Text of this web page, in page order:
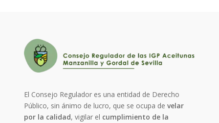
El Consejo Regulador es una entidad de Derecho
Público, sin ánimo de lucro, que se ocupa develar
por la calidad, vigilar el cumplimiento de la